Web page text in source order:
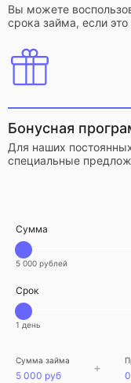
Вы можете
срока займа, если
Бонусная
Для наших
специальные
Сумма
5 000 рублей
Срок
1 день
Сумма займа
5 000 руб
+